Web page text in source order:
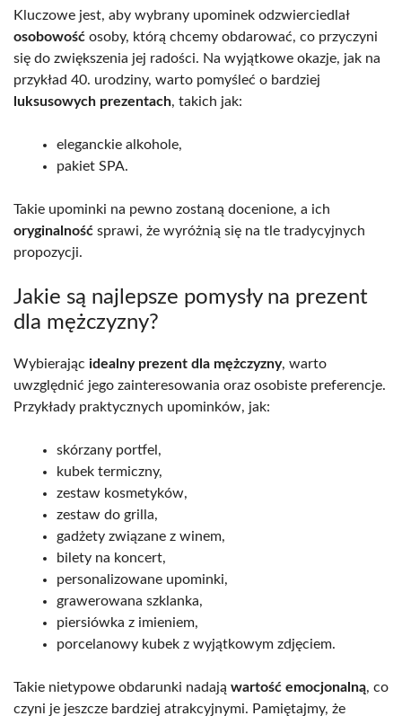
Kluczowe jest, aby wybrany upominek odzwierciedlał
osobowość osoby, którą chcemy obdarować, co przyczyni
się do zwiększenia jej radości. Na wyjątkowe okazje, jak na
przykład 40. urodziny, warto pomyśleć o bardziej
luksusowych prezentach, takich jak:
eleganckie alkohole,
pakiet SPA.
Takie upominki na pewno zostaną docenione, a ich
oryginalność sprawi, że wyróżnią się na tle tradycyjnych
propozycji.
Jakie są najlepsze pomysły na prezent
dla mężczyzny?
Wybierając idealny prezent dla mężczyzny, warto
uwzględnić jego zainteresowania oraz osobiste preferencje.
Przykłady praktycznych upominków, jak:
skórzany portfel,
kubek termiczny,
zestaw kosmetyków,
zestaw do grilla,
gadżety związane z winem,
bilety na koncert,
personalizowane upominki,
grawerowana szklanka,
piersiówka z imieniem,
porcelanowy kubek z wyjątkowym zdjęciem.
Takie nietypowe obdarunki nadają wartość emocjonalną, co
czyni je jeszcze bardziej atrakcyjnymi. Pamiętajmy, że